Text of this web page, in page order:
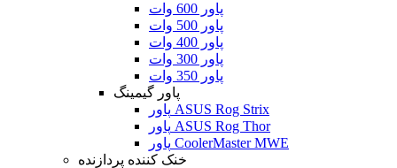
پاور 600 وات
پاور 500 وات
پاور 400 وات
پاور 300 وات
پاور 350 وات
پاور گیمینگ
پاور ASUS Rog Strix
پاور ASUS Rog Thor
پاور CoolerMaster MWE
خنک کننده پردازنده